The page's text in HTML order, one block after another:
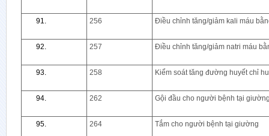
256 Điều chỉnh tăng/giảm kali máu
257 Điều chỉnh tăng/giảm natri máu
258 Kiểm soát tăng đường huyết chỉ
262 Gội đầu cho người bệnh tại
264 Tắm cho người bệnh tại giường